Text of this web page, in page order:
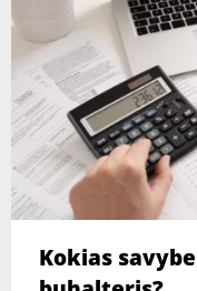
Kokias